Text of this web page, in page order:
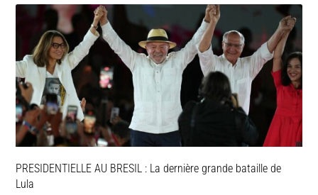
PRESIDENTIELLE AU BRESIL : La dernière grande bataille de
Lula